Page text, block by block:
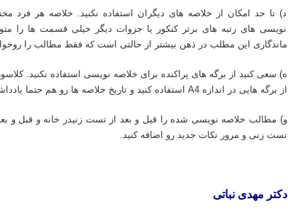
د) تا حد امکان از خلاصه های دیگران استفاده نکنید. خلاصه هر
نویسی های رتبه های برتر کنکور یا جزوات دیگر خیلی قسمت ها را
ماندگاری این مطلب در ذهن بیشتر از حالتی است که فقط مطالب را
ه) سعی کنید از برگه های پراکنده برای خلاصه نویسی استفاده نکنید.
از برگه هایی در اندازه A4 استفاده کنید و تاریخ خلاصه ها رو هم حتما یادداشت کنید.
و) مطالب خلاصه نویسی شده را قبل و بعد از تست زنیدر خانه و قبل و
تست زنی و مرور نکات جدید رو اضافه کنید.
دکتر مهدی نباتی